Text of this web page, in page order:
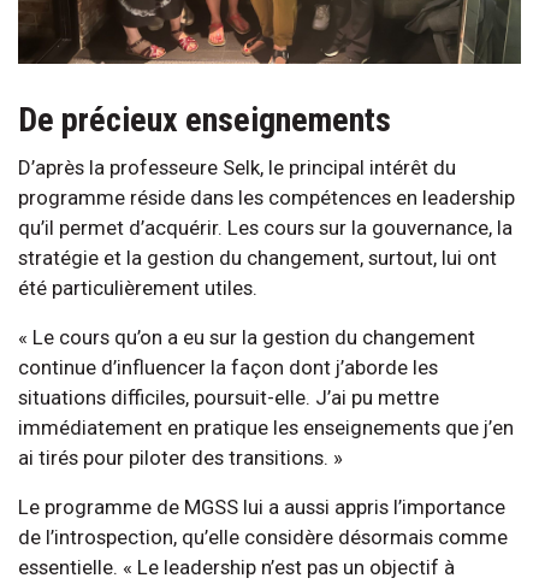
De précieux enseignements
D’après la professeure Selk, le principal intérêt du
programme réside dans les compétences en leadership
qu’il permet d’acquérir. Les cours sur la gouvernance, la
stratégie et la gestion du changement, surtout, lui ont
été particulièrement utiles.
« Le cours qu’on a eu sur la gestion du changement
continue d’influencer la façon dont j’aborde les
situations difficiles, poursuit-elle. J’ai pu mettre
immédiatement en pratique les enseignements que j’en
ai tirés pour piloter des transitions. »
Le programme de MGSS lui a aussi appris l’importance
de l’introspection, qu’elle considère désormais comme
essentielle. « Le leadership n’est pas un objectif à